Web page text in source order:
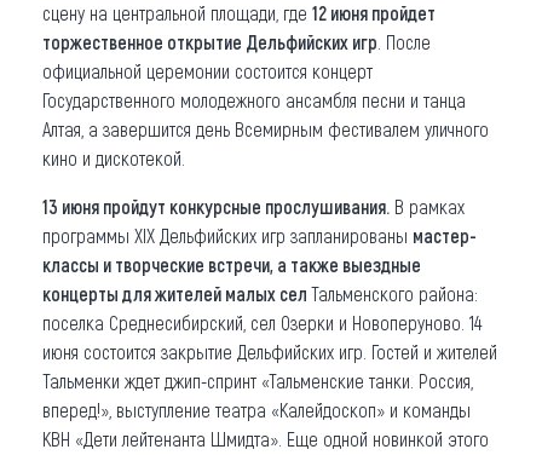
сцену на центральной площади, где 12 июня пройдет
торжественное открытие Дельфийских игр . После
официальной церемонии состоится концерт
Государственного молодежного ансамбля песни и танца
Алтая, а завершится день Всемирным фестивалем уличного
кино и дискотекой.
13 июня пройдут конкурсные прослушивания. В рамках
программы ХIХ Дельфийских игр запланированы мастер-
классы и творческие встречи, а также выездные
концерты для жителей малых сел Тальменского района:
поселка Среднесибирский, сел Озерки и Новоперуново. 14
июня состоится закрытие Дельфийских игр. Гостей и жителей
Тальменки ждет джип-спринт «Тальменские танки. Россия,
вперед!», выступление театра «Калейдоскоп» и команды
КВН «Дети лейтенанта Шмидта». Еще одной новинкой этого